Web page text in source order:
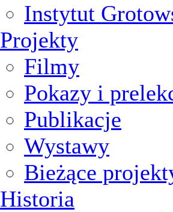
Instytut
Projekty
Filmy
Pokazy i
Publikacje
Wystawy
Bieżące
Historia